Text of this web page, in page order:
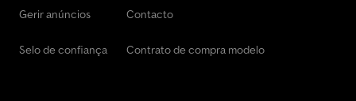
Gerir anúncios
Selo de confiança
Contacto
Contrato de compra modelo